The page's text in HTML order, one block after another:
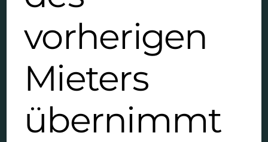
vorherigen
Mieters
übernimmt